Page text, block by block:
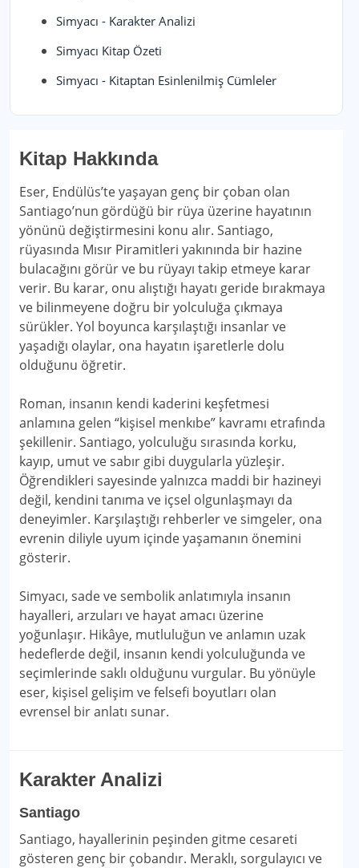
Simyacı - Karakter Analizi
Simyacı Kitap Özeti
Simyacı - Kitaptan Esinlenilmiş Cümleler
Kitap Hakkında
Eser, Endülüs’te yaşayan genç bir çoban olan
Santiago’nun gördüğü bir rüya üzerine hayatının
yönünü değiştirmesini konu alır. Santiago,
rüyasında Mısır Piramitleri yakınında bir hazine
bulacağını görür ve bu rüyayı takip etmeye karar
verir. Bu karar, onu alıştığı hayatı geride bırakmaya
ve bilinmeyene doğru bir yolculuğa çıkmaya
sürükler. Yol boyunca karşılaştığı insanlar ve
yaşadığı olaylar, ona hayatın işaretlerle dolu
olduğunu öğretir.
Roman, insanın kendi kaderini keşfetmesi
anlamına gelen “kişisel menkıbe” kavramı etrafında
şekillenir. Santiago, yolculuğu sırasında korku,
kayıp, umut ve sabır gibi duygularla yüzleşir.
Öğrendikleri sayesinde yalnızca maddi bir hazineyi
değil, kendini tanıma ve içsel olgunlaşmayı da
deneyimler. Karşılaştığı rehberler ve simgeler, ona
evrenin diliyle uyum içinde yaşamanın önemini
gösterir.
Simyacı, sade ve sembolik anlatımıyla insanın
hayalleri, arzuları ve hayat amacı üzerine
yoğunlaşır. Hikâye, mutluluğun ve anlamın uzak
hedeflerde değil, insanın kendi yolculuğunda ve
seçimlerinde saklı olduğunu vurgular. Bu yönüyle
eser, kişisel gelişim ve felsefi boyutları olan
evrensel bir anlatı sunar.
Karakter Analizi
Santiago
Santiago, hayallerinin peşinden gitme cesareti
gösteren genç bir çobandır. Meraklı, sorgulayıcı ve